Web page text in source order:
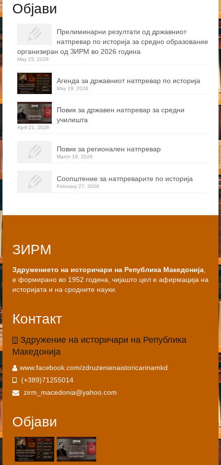
Објави
Прелиминарни резултати од државниот
натпревар по историја за средно образование
организиран од ЗИРМ во 2026 година
May 25, 2026
Агенда за државниот натпревар по историја
May 19, 2026
Повик за државен натпревар за средни
училишта
April 21, 2026
Повик за регионален натпревар
March 18, 2026
Соопштение за натпреварите по историја
February 27, 2026
ЗИРМ
Здружението на историчари на Република Македонија
е формирано во 1952 година, чијашто цел е афирмација на
историјата и на сродните науки.
Контакт
Здружение на историчари на Република
Македонија
www.facebook.com/zdruzenienaistoricarinamkd
(+389)71255014
zirm_macedonia@yahoo.com
Објави